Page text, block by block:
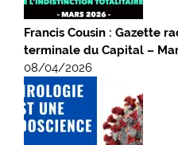
Francis Cousin : Gazette
terminale du Capital –
08/04/2026